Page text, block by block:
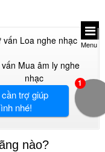
Menu
vấn Loa nghe nhạc
Mua âm ly nghe
nhạc
nào?
trợ giúp
nhé!
1